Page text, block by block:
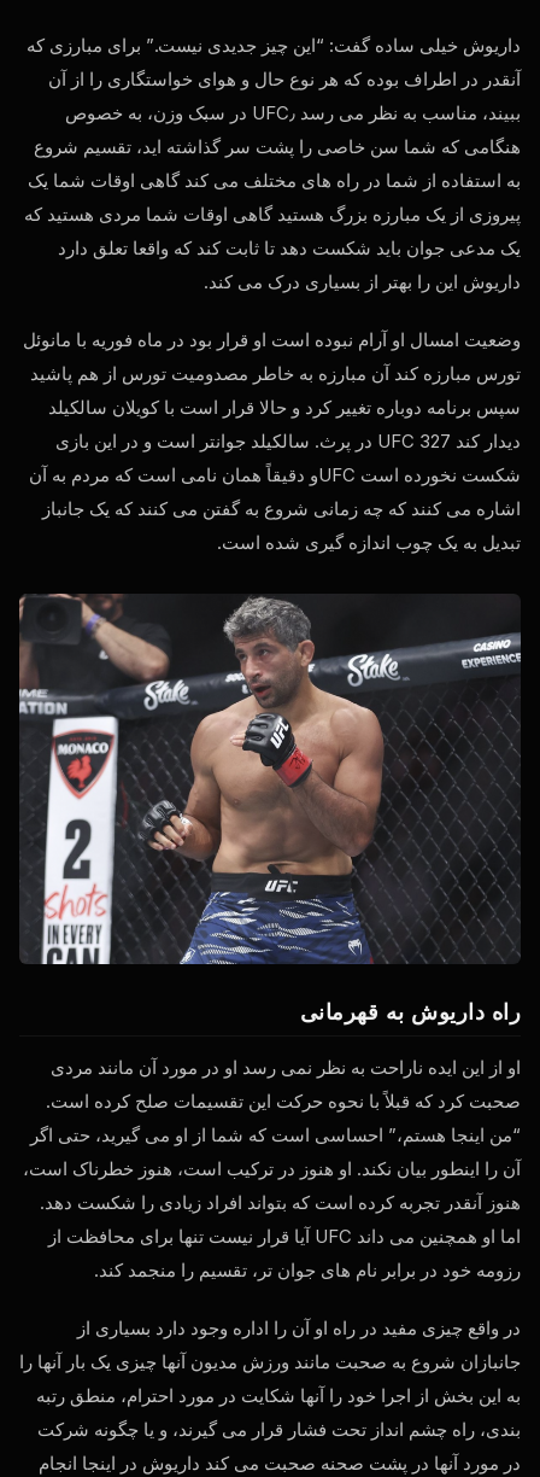
داریوش خیلی ساده گفت: “این چیز جدیدی نیست.” برای مبارزی که
آنقدر در اطراف بوده که هر نوع حال و هوای خواستگاری را از آن
ببیند، مناسب به نظر می رسد UFC ٫ در سبک وزن، به خصوص
هنگامی که شما سن خاصی را پشت سر گذاشته اید، تقسیم شروع
به استفاده از شما در راه های مختلف می کند گاهی اوقات شما یک
پیروزی از یک مبارزه بزرگ هستید گاهی اوقات شما مردی هستید که
یک مدعی جوان باید شکست دهد تا ثابت کند که واقعا تعلق دارد
داریوش این را بهتر از بسیاری درک می کند.
وضعیت امسال او آرام نبوده است او قرار بود در ماه فوریه با مانوئل
تورس مبارزه کند آن مبارزه به خاطر مصدومیت تورس از هم پاشید
سپس برنامه دوباره تغییر کرد و حالا قرار است با کویلان سالکیلد
دیدار کند
UFC 327 در پرث. سالکیلد جوانتر است و در این بازی
شکست نخورده است UFCو دقیقاً همان نامی است که مردم به آن
اشاره می کنند که چه زمانی شروع به گفتن می کنند که یک جانباز
تبدیل به یک چوب اندازه گیری شده است.
راه داریوش به قهرمانی
او از این ایده ناراحت به نظر نمی رسد او در مورد آن مانند مردی
صحبت کرد که قبلاً با نحوه حرکت این تقسیمات صلح کرده است.
“من اینجا هستم،” احساسی است که شما از او می گیرید، حتی اگر
آن را اینطور بیان نکند. او هنوز در ترکیب است، هنوز خطرناک است،
هنوز آنقدر تجربه کرده است که بتواند افراد زیادی را شکست دهد.
اما او همچنین می داند UFC آیا قرار نیست تنها برای محافظت از
رزومه خود در برابر نام های جوان تر، تقسیم را منجمد کند.
در واقع چیزی مفید در راه او آن را اداره وجود دارد بسیاری از
جانبازان شروع به صحبت مانند ورزش مدیون آنها چیزی یک بار آنها را
به این بخش از اجرا خود را آنها شکایت در مورد احترام، منطق رتبه
بندی، راه چشم انداز تحت فشار قرار می گیرند، و یا چگونه شرکت
در مورد آنها در پشت صحنه صحبت می کند داریوش در اینجا انجام